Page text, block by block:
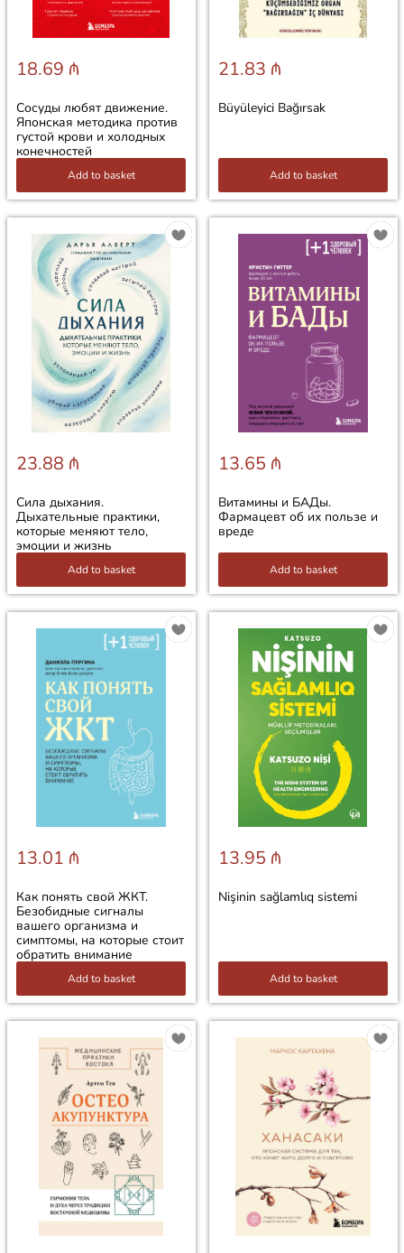
18.69 ₼
Сосуды любят движение.
Японская методика против
густой крови и холодных
конечностей
Add to basket
21.83 ₼
Büyüleyici Bağırsak
Add to basket
23.88 ₼
Сила дыхания.
Дыхательные практики,
которые меняют тело,
эмоции и жизнь
Add to basket
13.65 ₼
Витамины и БАДы.
Фармацевт об их пользе и
вреде
Add to basket
13.01 ₼
Как понять свой ЖКТ.
Безобидные сигналы
вашего организма и
симптомы, на которые стоит
обратить внимание
Add to basket
13.95 ₼
Nişinin sağlamlıq sistemi
Add to basket